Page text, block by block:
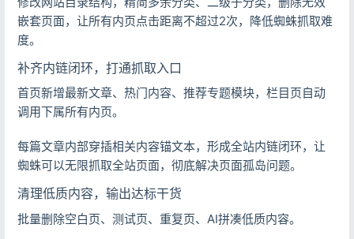
嵌套页面，让所有内页点击距离不超过2次，降低蜘蛛抓取难
度。
补齐内链闭环，打通抓取入口
首页新增最新文章、热门内容、推荐专题模块，栏目页自动
调用下属所有内页。
每篇文章内部穿插相关内容锚文本，形成全站内链闭环，让
蜘蛛可以无限抓取全站页面，彻底解决页面孤岛问题。
清理低质内容，输出达标干货
批量删除空白页、测试页、重复页、AI拼凑低质内容。
记住登录
登录
用户协议 隐私政策